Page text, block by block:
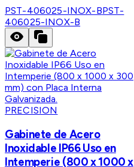
PST-406025-INOX-BPST-
406025-INOX-B
PRECISION
Gabinete de Acero
Inoxidable IP66 Uso en
Intemperie (800 x 1000 x